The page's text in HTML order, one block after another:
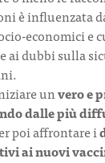
è influenzata
economici e
ai dubbi sulla
unvero e
dalle più
poi affrontare i
ai nuovi